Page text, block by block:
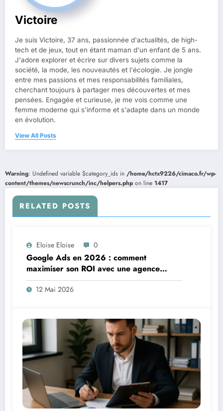
Victoire
Je suis Victoire, 37 ans, passionnée d'actualités, de high-
tech et de jeux, tout en étant maman d'un enfant de 5 ans.
J'adore explorer et écrire sur divers sujets comme la
société, la mode, les nouveautés et l'écologie. Je jongle
entre mes passions et mes responsabilités familiales,
cherchant toujours à partager mes découvertes et mes
pensées. Engagée et curieuse, je me vois comme une
femme moderne qui s'informe et s'adapte dans un monde
en évolution.
View All Posts
Warning: Undefined variable $category_ids in /home/hctx9226/cimaco.fr/wp-
content/themes/newscrunch/inc/helpers.php on line 1417
RELATED POSTS
Eloise Eloise 0
Google Ads en 2026 : comment
maximiser son ROI avec une agence
spécialisée
12 Mai 2026